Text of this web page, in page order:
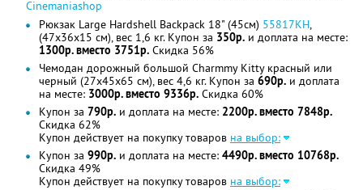
Cinemaniashop
Рюкзак Large Hardshell Backpack 18" (45см) 55817KН,
(47x36x15 см), вес 1,6 кг. Купон за 350р. и доплата на месте:
1300р. вместо 3751р. Скидка 56%
Чемодан дорожный большой Charmmy Kitty красный или
черный (27x45x65 см), вес 4,6 кг. Купон за 690р. и доплата
на месте: 3000р. вместо 9336р. Скидка 60%
Купон за 790р. и доплата на месте: 2200р. вместо 7848р.
Скидка 62%
Купон действует на покупку товаров на выбор:
Купон за 990р. и доплата на месте: 4490р. вместо 10768р.
Скидка 49%
Купон действует на покупку товаров на выбор: